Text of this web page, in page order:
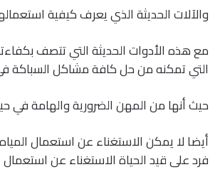
والآلات الحديثة الذي يعرف كيفية
مع هذه الأدوات الحديثة التي تتصف
التي تمكنه من حل كافة مشاكل
حيث أنها من المهن الضرورية والهامة في
أيضا لا يمكن الاستغناء عن استعمال
فرد على قيد الحياة الاستغناء عن